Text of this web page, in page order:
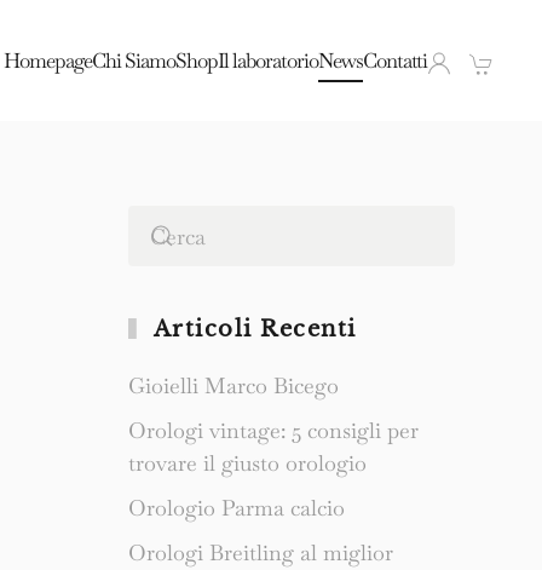
HomepageChi SiamoShopIl laboratorioNewsContatti
Articoli Recenti
Gioielli Marco Bicego
Orologi vintage: 5 consigli per
trovare il giusto orologio
Orologio Parma calcio
Orologi Breitling al miglior